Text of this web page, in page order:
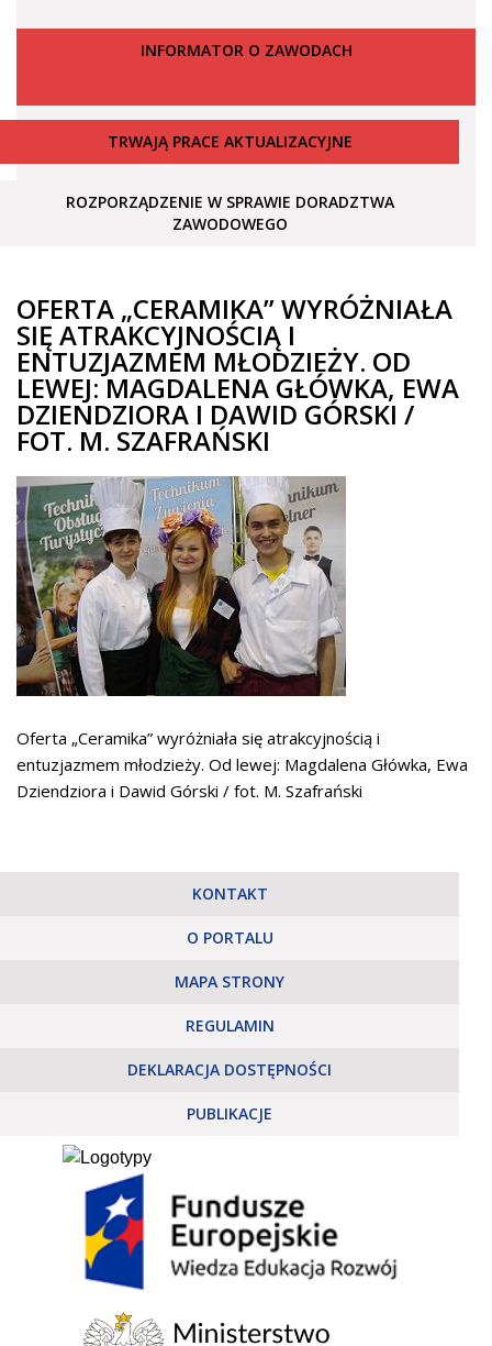
INFORMATOR O ZAWODACH
TRWAJĄ PRACE AKTUALIZACYJNE
ROZPORZĄDZENIE W SPRAWIE DORADZTWA
ZAWODOWEGO
OFERTA „CERAMIKA” WYRÓŻNIAŁA
SIĘ ATRAKCYJNOŚCIĄ I
ENTUZJAZMEM MŁODZIEŻY. OD
LEWEJ: MAGDALENA GŁÓWKA, EWA
DZIENDZIORA I DAWID GÓRSKI /
FOT. M. SZAFRAŃSKI
Oferta „Ceramika” wyróżniała się atrakcyjnością i
entuzjazmem młodzieży. Od lewej: Magdalena Główka, Ewa
Dziendziora i Dawid Górski / fot. M. Szafrański
KONTAKT
O PORTALU
MAPA STRONY
REGULAMIN
DEKLARACJA DOSTĘPNOŚCI
PUBLIKACJE